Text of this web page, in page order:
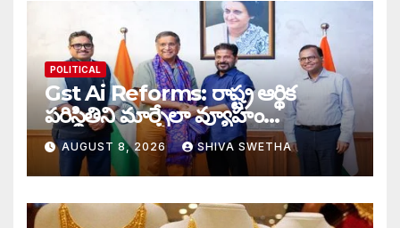
POLITICAL
Gst Ai Reforms: రాష్ట్ర ఆర్థిక
పరిస్థితిని మార్చేలా వ్యూహం…
AUGUST 8, 2026 SHIVA SWETHA